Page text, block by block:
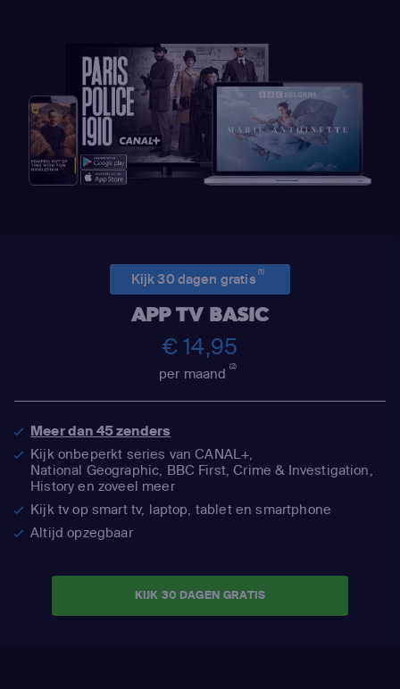
Kijk 30 dagen gratis(1)
APP TV BASIC
€ 14,95
per maand(2)
Meer dan 45 zenders
Kijk onbeperkt series van CANAL+,
National Geographic, BBC First, Crime & Investigation,
History en zoveel meer
Kijk tv op smart tv, laptop, tablet en smartphone
Altijd opzegbaar
KIJK 30 DAGEN GRATIS